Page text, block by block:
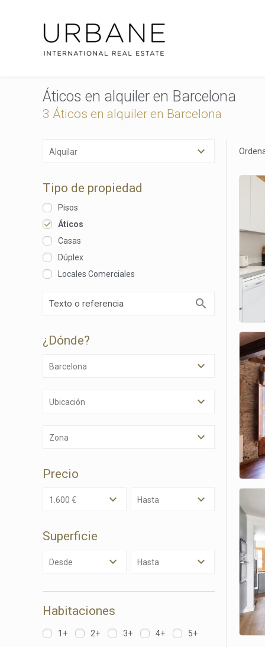
Áticos en alquiler en Barcelona
3 Áticos en alquiler en Barcelona
Alquilar
Tipo de propiedad
Pisos
Áticos
Casas
Dúplex
Locales Comerciales
¿dónde?
Barcelona
Ubicación
Zona
Precio
1.600 € Hasta
Superficie
Desde Hasta
Habitaciones
1+ 2+ 3+ 4+ 5+
Este
de la
sitio
los
que
del
Estas
en el
usuario.